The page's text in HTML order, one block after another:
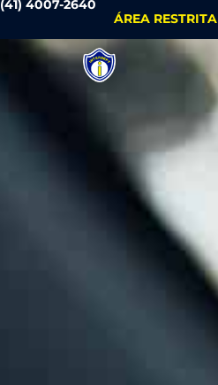
(41) 4007-2640
ÁREA RESTRITA